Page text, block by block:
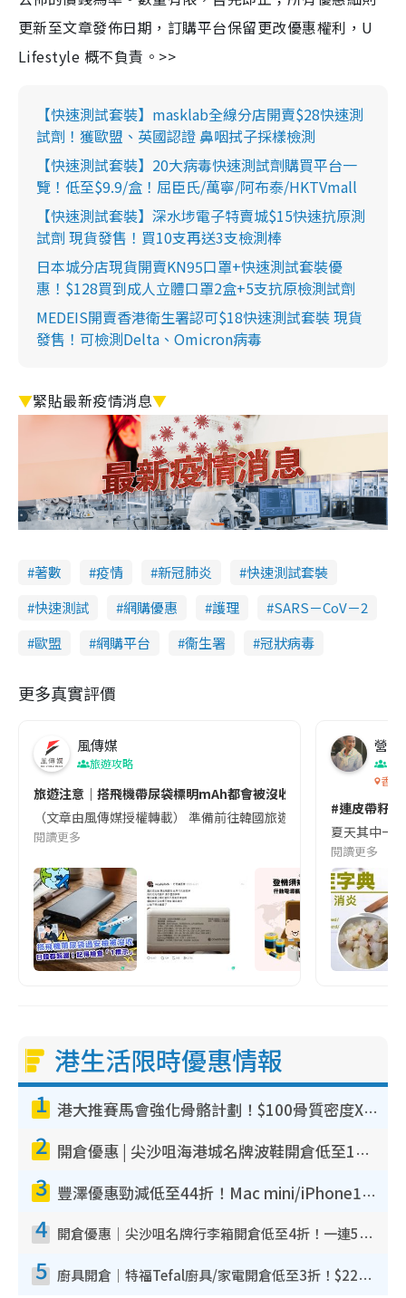
更新至文章發佈日期，訂購平台保留更改優惠權利，U
Lifestyle 概不負責。>>
【快速測試套裝】masklab全線分店開賣$28快速測
試劑！獲歐盟、英國認證 鼻咽拭子採樣檢測
【快速測試套裝】20大病毒快速測試劑購買平台一
覽！低至$9.9/盒！屈臣氏/萬寧/阿布泰/HKTVmall
【快速測試套裝】深水埗電子特賣城$15快速抗原測
試劑 現貨發售！買10支再送3支檢測棒
日本城分店現貨開賣KN95口罩+快速測試套裝優
惠！$128買到成人立體口罩2盒+5支抗原檢測試劑
MEDEIS開賣香港衛生署認可$18快速測試套裝 現貨
發售！可檢測Delta、Omicron病毒
▼緊貼最新疫情消息▼
著數 疫情 新冠肺炎
快速測試套裝
快速測試
網購優惠 護理
SARS－CoV－2
歐盟
網購平台 衞生署 冠狀病毒
更多真實評價
風傳媒
旅遊攻略
旅遊注意｜搭飛機帶尿袋標明mAh都會被沒收😱出發前切記檢查
（文章由風傳媒授權轉載） 準備前往韓國旅遊的民眾，近期要
閱讀更多
營養
香港
#連皮帶籽
夏天其中一
閱讀更多
港生活限時優惠情報
1 港大推賽馬會強化骨骼計劃！$100骨質密度X光檢查 完成免費運動訓練送超市禮券！附參加資格
2 開倉優惠 | 尖沙咀海港城名牌波鞋開倉低至1折！On鞋$899起／Joy&Peace鞋履$98起
3 豐澤優惠勁減低至44折！Mac mini/iPhone17Pro大減價！廚房家電$220起
4 開倉優惠｜尖沙咀名牌行李箱開倉低至4折！一連5日 American Tourister/ace./Hallmark $200起！
5 廚具開倉｜特福Tefal廚具/家電開倉低至3折！$220起買平底鍋/炒鑊/湯煲！電飯煲/吸塵機/燙斗$418起